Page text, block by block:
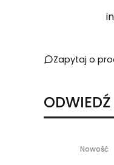
Zapytaj o
Nowość